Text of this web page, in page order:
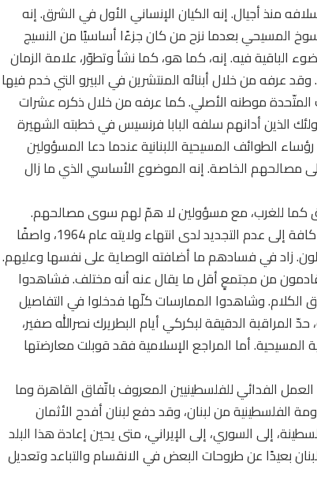
منذ أجيال. إنه الكيان الإنساني الأول في الشرق. إنه
المسيحي بعدما نزح من كان جزءًا أساسيًا من النسيج
الباقية فيه. إنه، كما هو، كما نشأ وتطوّر، علامة الزمان
وقد عرفه من خلال أبنائه المنتشرين في البيرو التي خدم فيها
المتّحدة موطنه الأصلي. كما عرفه من خلال ذكره عشرات
الذين أدانهم سلفه البابا فرنسيس في خطبته الشهيرة
القدّيس بطرس في أيلول 2021 أمام رؤساء الطوائف المسيحية اللبنانية عندما دعا المسؤولين
على مصالحهم الخاصة. إنه الموضوع الأساسي الذي ما زال
كما للغرب، مع مسؤولين لا همّ لهم سوى مصالحهم.
هؤلاء دفعوا فؤاد شهاب الرئيس المرجع للبنانيين كافة إلى عدم التجديد لدى انتهاء ولايته عام 1964، واصفًا
زاد في فسادهم ما أضافته الوصاية على نفسها وعليهم.
من مجتمعٍ أقل ما يقال عنه أنه مختلف. فشاهدوا
وشاهدوا الممارسات كلّها فدخلوا في التفاصيل
المراقبة الدقيقة لبكركي أيام البطريرك نصرالله صفير،
المسيحية. أما المراجع الإسلامية فقد قوبلت معارضتها
العائد لخريف عام 1969 الذي أباح العمل الفدائي للفلسطينيين المعروف باتّفاق القاهرة وما
موعد خروج المقاومة الفلسطينية من لبنان، وقد دفع لبنان أفدح الأثمان
إلى السوري، إلى الإيراني، متى يحين إعادة هذا البلد
بعيدًا عن طروحات البعض في الانقسام والتباعد وتعديل